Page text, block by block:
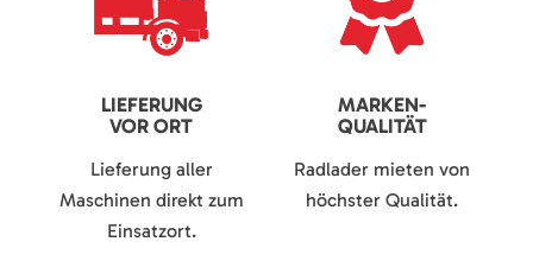
LIEFERUNG
VOR ORT
Lieferung aller
Maschinen direkt zum
Einsatzort.
MARKEN-
QUALITÄT
Radlader mieten von
höchster Qualität.